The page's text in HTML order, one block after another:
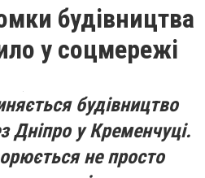
будівництва
у соцмережі
будівництво
Дніпро у Кременчуці.
не просто